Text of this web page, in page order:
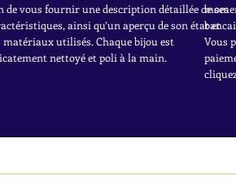
de vous fournir une description détaillée de ses
ainsi qu’un aperçu de son état et
matériaux utilisés. Chaque bijou est
nettoyé et poli à la main.
Vous